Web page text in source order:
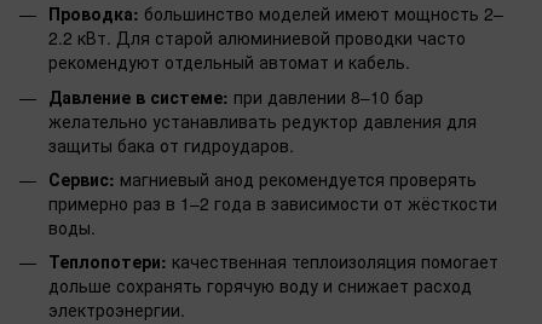
Проводка: большинство моделей имеют мощность 2–
2.2 кВт. Для старой алюминиевой проводки часто
рекомендуют отдельный автомат и кабель.
Давление в системе: при давлении 8–10 бар
желательно устанавливать редуктор давления для
защиты бака от гидроударов.
Сервис: магниевый анод рекомендуется проверять
примерно раз в 1–2 года в зависимости от жёсткости
воды.
Теплопотери: качественная теплоизоляция помогает
дольше сохранять горячую воду и снижает расход
электроэнергии.